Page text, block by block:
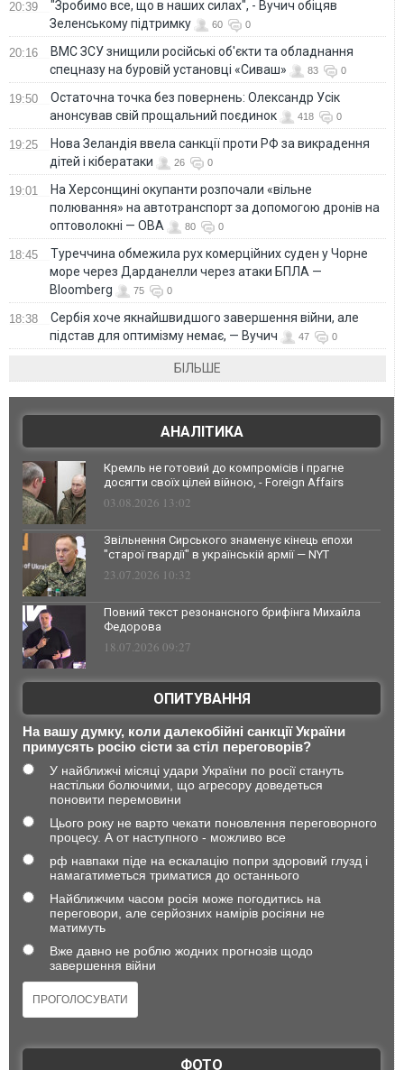
20:39
"Зробимо все, що в наших силах", - Вучич обіцяв
Зеленському підтримку
60 0
20:16
ВМС ЗСУ знищили російські об'єкти та обладнання
спецназу на буровій установці «Сиваш»
83 0
19:50
Остаточна точка без повернень: Олександр Усік
анонсував свій прощальний поєдинок
418 0
19:25
Нова Зеландія ввела санкції проти РФ за викрадення
дітей і кібератаки
26 0
19:01
На Херсонщині окупанти розпочали «вільне
полювання» на автотранспорт за допомогою дронів на
оптоволокні — ОВА
80 0
18:45
Туреччина обмежила рух комерційних суден у Чорне
море через Дарданелли через атаки БПЛА —
Bloomberg
75 0
18:38
Сербія хоче якнайшвидшого завершення війни, але
підстав для оптимізму немає, — Вучич
47 0
БІЛЬШЕ
АНАЛІТИКА
Кремль не готовий до компромісів і прагне
досягти своїх цілей війною, - Foreign Affairs
03.08.2026 13:02
Звільнення Сирського знаменує кінець епохи
"старої гвардії" в українській армії — NYT
23.07.2026 10:32
Повний текст резонансного брифінга Михайла
Федорова
18.07.2026 09:27
ОПИТУВАННЯ
На вашу думку, коли далекобійні санкції України
примусять росію сісти за стіл переговорів?
У найближчі місяці удари України по росії стануть
настільки болючими, що агресору доведеться
поновити перемовини
Цього року не варто чекати поновлення переговорного
процесу. А от наступного - можливо все
рф навпаки піде на ескалацію попри здоровий глузд і
намагатиметься триматися до останнього
Найближчим часом росія може погодитись на
переговори, але серйозних намірів росіяни не
матимуть
Вже давно не роблю жодних прогнозів щодо
завершення війни
ФОТО